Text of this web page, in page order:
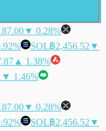
▼ 0.28%
SOL฿2,456.52 ▼
▲ 1.38%
▼ 1.46%
▼ 0.28%
SOL฿2,456.52 ▼